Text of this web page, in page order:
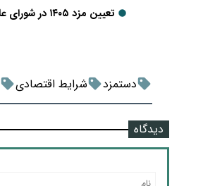
تعیین مزد ۱۴۰۵ در شورای عالی کار/توافق بر بازنگری میان‌سالی دستمزد+فیلم
دستمزد شرایط اقتصادی
دیدگاه